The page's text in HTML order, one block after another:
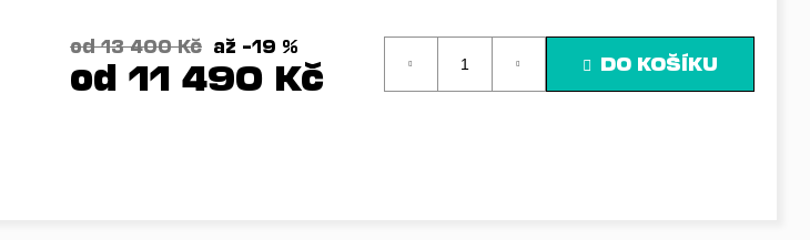
od 13 400 Kč až –19 %
od 11 490 Kč DO KOŠÍKU